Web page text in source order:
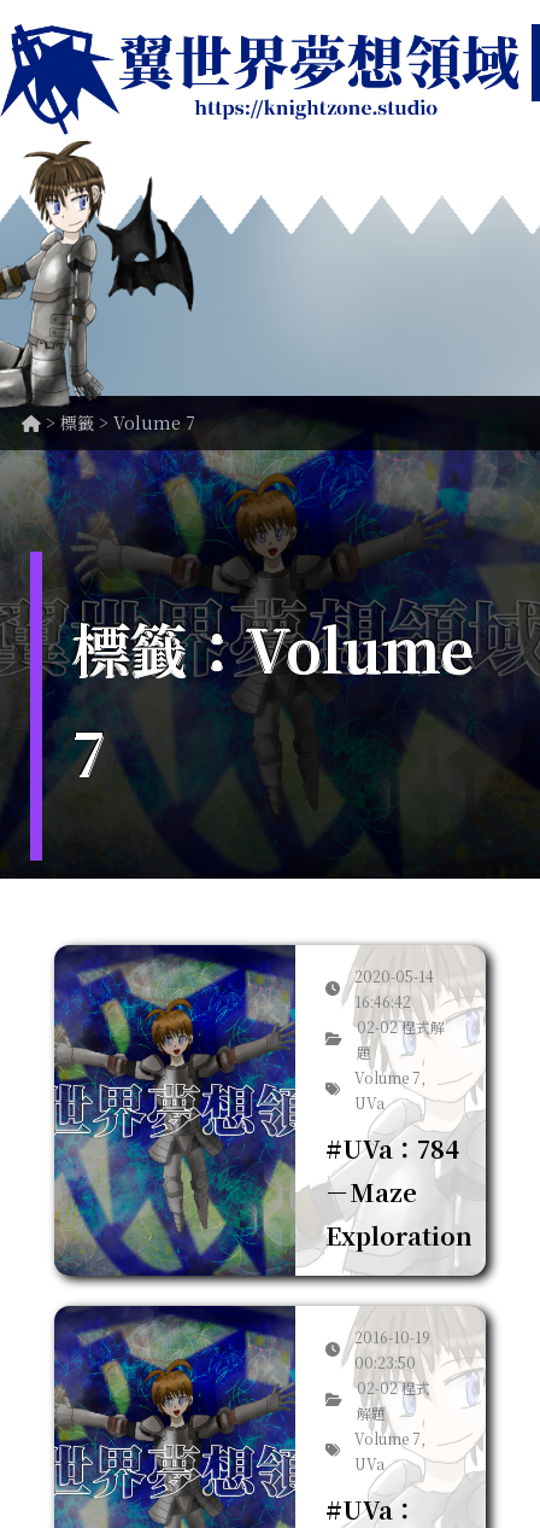
> 標籤 > Volume 7
標籤：Volume
7
2020-05-14
16:46:42
02-02 程式解
題
Volume 7,
UVa
#UVa：784
－Maze
Exploration
2016-10-19
00:23:50
02-02 程式
解題
Volume 7,
UVa
#UVa：